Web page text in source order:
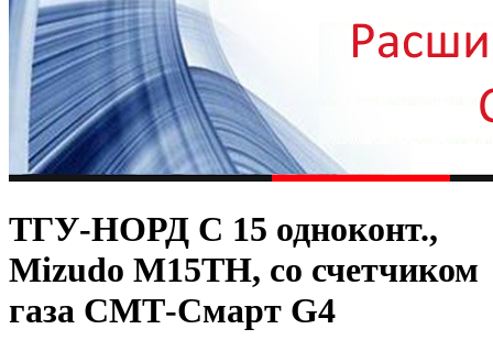
ТГУ-НОРД С 15 одноконт.,
Mizudo M15TH, со счетчиком
газа СМТ-Смарт G4